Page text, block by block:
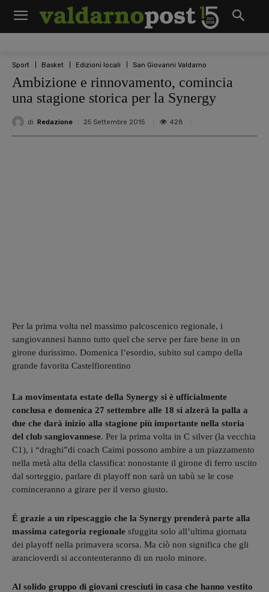
Sport Basket Edizioni locali San Giovanni Valdarno
Ambizione e rinnovamento, comincia
una stagione storica per la Synergy
di Redazione 25 Settembre 2015 428
Per la prima volta nel massimo palcoscenico regionale, i
sangiovannesi hanno tutto quel che serve per fare bene in un
girone durissimo. Domenica l’esordio, subito sul campo della
grande favorita Castelfiorentino
La movimentata estate della Synergy si è ufficialmente
conclusa e domenica 27 settembre alle 18 si alzerà la palla a
due che darà inizio alla stagione più importante nella storia
del club sangiovannese. Per la prima volta in C silver (la vecchia
C1), i “draghi”di coach Caimi possono ambire a un piazzamento
nella metà alta della classifica: nonostante il girone di ferro uscito
dal sorteggio, parlare di playoff non sarà un tabù se le cose
cominceranno a girare per il verso giusto.
È grazie a un ripescaggio che la Synergy prenderà parte alla
massima categoria regionale sfuggita solo all’ultima giornata
dei playoff nella primavera scorsa. Ma ciò non significa che gli
arancioverdi si accontenteranno di un ruolo minore.
Al solido gruppo di giovani cresciuti in casa che hanno vestito